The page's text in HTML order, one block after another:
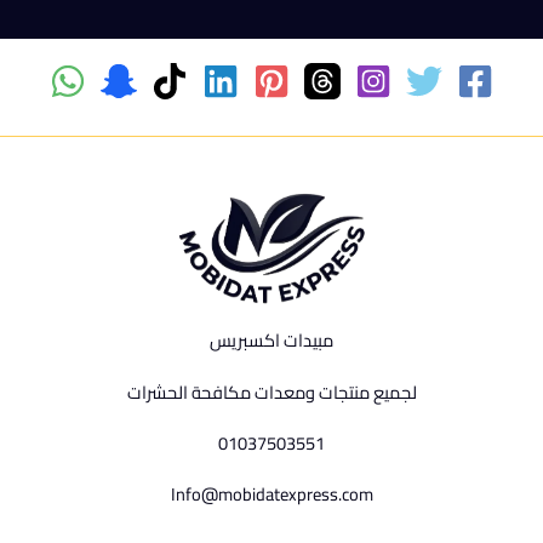
مبيدات اكسبريس
لجميع منتجات ومعدات مكافحة الحشرات
01037503551
Info@mobidatexpress.com